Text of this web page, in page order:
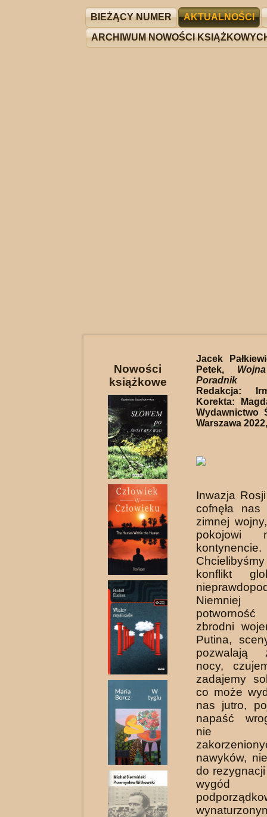
BIEŻĄCY NUMER AKTUALNOŚCI
ARCHIWUM NOWOŚCI
Nowości
książkowe
Jacek
Petek,
Poradnik
Redakcja:
Korekta:
Wydawnictwo
Warszawa
Inwazja
cofnęła
zimnej
pokojowi
kontynencie.
konflikt
zbrodni
Putina,
pozwalają
nocy,
zadajemy
co może
nas jutro,
napaść
nie
nawyków,
do